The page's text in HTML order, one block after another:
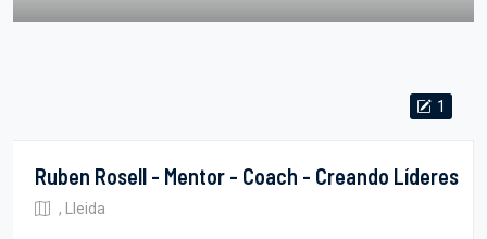
1
Ruben Rosell - Mentor - Coach - Creando Líderes
, Lleida